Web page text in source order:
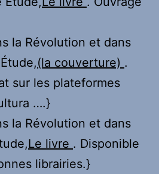
la Révolution et dans
(la couverture) .
sur les plateformes
….}
la Révolution et dans
Le livre . Disponible
librairies.}